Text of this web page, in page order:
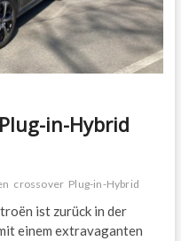
in-Hybrid
crossover Plug-in-Hybrid
ist zurück in der
einem extravaganten